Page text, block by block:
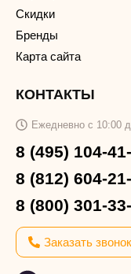
Скидки
Бренды
Карта сайта
КОНТАКТЫ
Ежедневно с 10:00
8 (495) 104-
8 (812) 604-
8 (800) 301-
Заказать звонок